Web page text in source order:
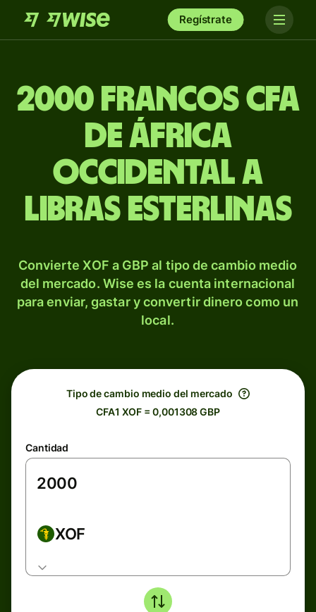
Regístrate
2000 francos CFA
de África
Occidental a
libras esterlinas
Convierte XOF a GBP al tipo de cambio medio
del mercado. Wise es la cuenta internacional
para enviar, gastar y convertir dinero como un
local.
Tipo de cambio medio del mercado
CFA1 XOF = 0,001308 GBP
Cantidad
XOF